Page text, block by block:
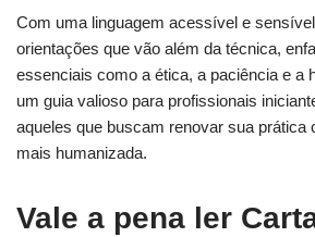
Com uma linguagem acessível e
orientações que vão além da técnica,
essenciais como a ética, a paciência e a
um guia valioso para profissionais
aqueles que buscam renovar sua prática
mais humanizada.
Vale a pena ler